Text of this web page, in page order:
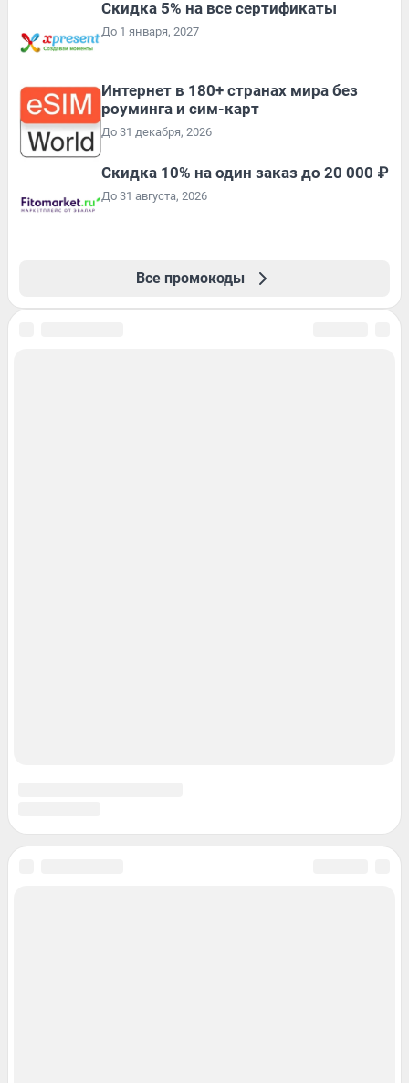
Скидка 5% на все сертификаты
До 1 января, 2027
Интернет в 180+ странах мира без
роуминга и сим-карт
До 31 декабря, 2026
Скидка 10% на один заказ до 20 000 ₽
До 31 августа, 2026
Все промокоды